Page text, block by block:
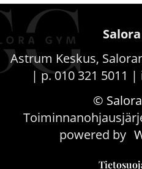
Astrum Keskus,
| p. 010 321 5011
©
powered by